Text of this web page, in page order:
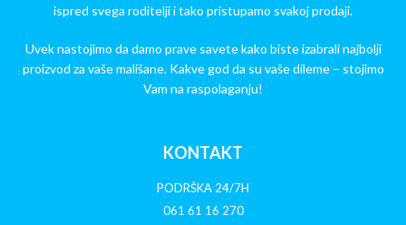
ispred svega roditelji i tako pristupamo svakoj prodaji.
Uvek nastojimo da damo prave savete kako biste izabrali najbolji
proizvod za vaše mališane. Kakve god da su vaše dileme – stojimo
Vam na raspolaganju!
KONTAKT
PODRŠKA 24/7H
061 61 16 270